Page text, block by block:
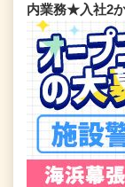
内業務★入社2